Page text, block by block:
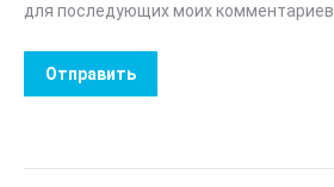
для последующих моих комментариев.